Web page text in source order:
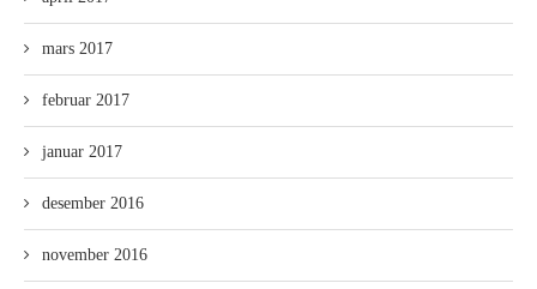
mars 2017
februar 2017
januar 2017
desember 2016
november 2016